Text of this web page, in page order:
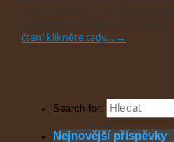
čtení klikněte tady… →
Search for:
Nejnovější příspěvky